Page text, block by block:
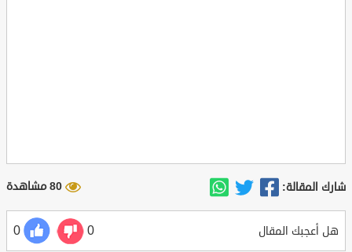
شارك المقالة: 80 مشاهدة
هل أعجبك المقال 0
0